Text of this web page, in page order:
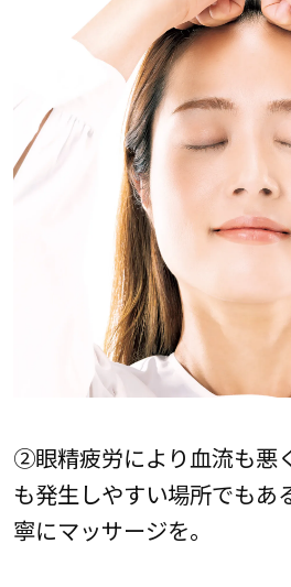
②眼精疲労により血流も悪
も発生しやすい場所でもあ
寧にマッサージを。